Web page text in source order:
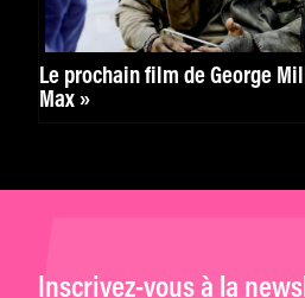
Le prochain film de George
Max »
Inscrivez-vous à la